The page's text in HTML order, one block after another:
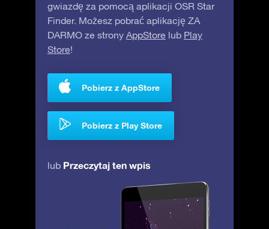
gwiazdę za pomocą aplikacji OSR Star
Finder. Możesz pobrać aplikację ZA
DARMO ze strony AppStore lub Play
Store!
Pobierz z AppStore
Pobierz z Play Store
lub Przeczytaj ten wpis